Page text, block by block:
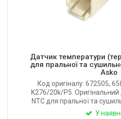
Датчик температури
для пральної та
Asko
Код оригіналу: 672505,
K276/20k/P5.
NTC для пральної та
Asko. Опір: 20 ком при
У